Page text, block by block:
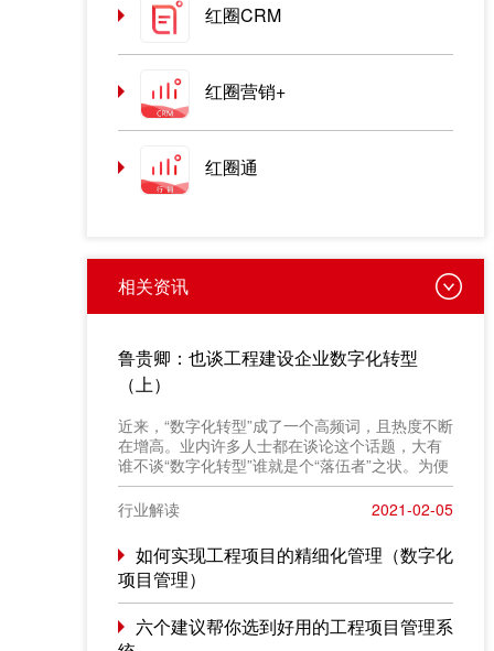
红圈CRM
红圈营销+
红圈通
相关资讯
鲁贵卿：也谈工程建设企业数字化转型
（上）
近来，“数字化转型”成了一个高频词，且热度不断
在增高。业内许多人士都在谈论这个话题，大有
谁不谈“数字化转型”谁就是个“落伍者”之状。为便
于在相同语境下讨论问题，今天我也凑个热闹，
以“数字化转型”为题，谈一点粗浅认识，就教于同
行。
行业解读 2021-02-05
如何实现工程项目的精细化管理（数字化
项目管理）
六个建议帮你选到好用的工程项目管理系